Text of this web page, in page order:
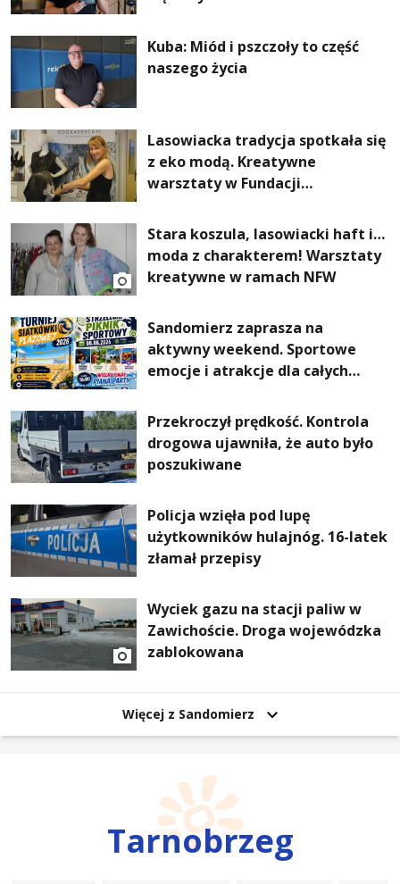
Kuba: Miód i pszczoły to część
naszego życia
Lasowiacka tradycja spotkała się
z eko modą. Kreatywne
warsztaty w Fundacji
Stara koszula, lasowiacki haft i…
moda z charakterem! Warsztaty
kreatywne w ramach NFW
Sandomierz zaprasza na
aktywny weekend. Sportowe
emocje i atrakcje dla całych
Przekroczył prędkość. Kontrola
drogowa ujawniła, że auto było
poszukiwane
Policja wzięła pod lupę
użytkowników hulajnóg. 16-latek
złamał przepisy
Wyciek gazu na stacji paliw w
Zawichoście. Droga wojewódzka
zablokowana
Więcej z Sandomierz
Tarnobrzeg